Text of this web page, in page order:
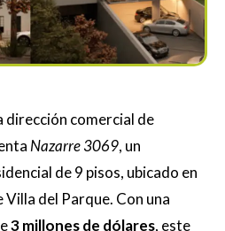
dirección comercial de
Nazarre 3069, un
de 9 pisos, ubicado en
del Parque. Con una
3 millones de dólares, este